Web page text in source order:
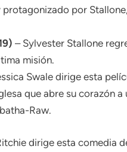
por
– Sylvester Stallone
misión.
Swale dirige esta
que abre su corazón
Raw.
dirige esta comedia